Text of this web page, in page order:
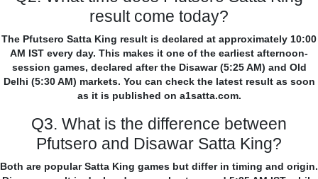
result come today?
The Pfutsero Satta King result is declared at approximately 10:00
AM IST every day. This makes it one of the earliest afternoon-
session games, declared after the Disawar (5:25 AM) and Old
Delhi (5:30 AM) markets. You can check the latest result as soon
as it is published on a1satta.com.
Q3. What is the difference between
Pfutsero and Disawar Satta King?
Both are popular Satta King games but differ in timing and origin.